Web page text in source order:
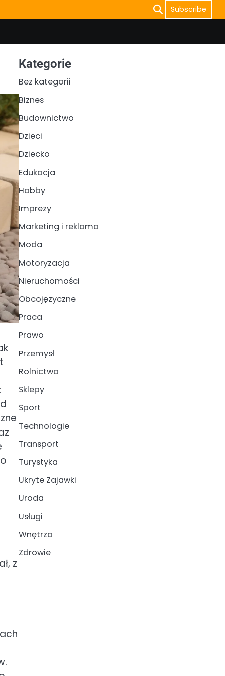
Subscribe
z
Kategorie
Bez kategorii
Biznes
Budownictwo
Dzieci
Dziecko
Edukacja
Hobby
Imprezy
Marketing i reklama
Moda
Motoryzacja
Nieruchomości
Obcojęzyczne
Praca
Prawo
Przemysł
Rolnictwo
Sklepy
Sport
Technologie
Transport
Turystyka
Ukryte Zajawki
Uroda
Usługi
Wnętrza
Zdrowie